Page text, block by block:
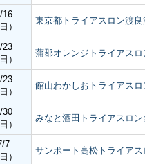
16
）
東京都トライアスロン渡良
23
）
蒲郡オレンジトライアスロ
23
）
館山わかしおトライアスロ
30
）
みなと酒田トライアスロ
7
）
サンポート高松トライアス